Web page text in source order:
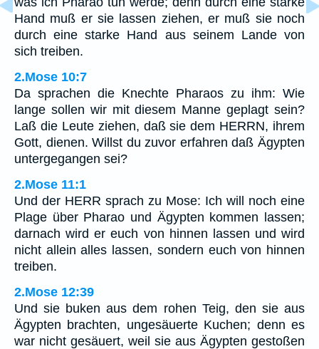
Hand muß er sie lassen ziehen, er muß sie noch
durch eine starke Hand aus seinem Lande von
sich treiben.
2.Mose 10:7
Da sprachen die Knechte Pharaos zu ihm: Wie
lange sollen wir mit diesem Manne geplagt sein?
Laß die Leute ziehen, daß sie dem HERRN, ihrem
Gott, dienen. Willst du zuvor erfahren daß Ägypten
untergegangen sei?
2.Mose 11:1
Und der HERR sprach zu Mose: Ich will noch eine
Plage über Pharao und Ägypten kommen lassen;
darnach wird er euch von hinnen lassen und wird
nicht allein alles lassen, sondern euch von hinnen
treiben.
2.Mose 12:39
Und sie buken aus dem rohen Teig, den sie aus
Ägypten brachten, ungesäuerte Kuchen; denn es
war nicht gesäuert, weil sie aus Ägypten gestoßen